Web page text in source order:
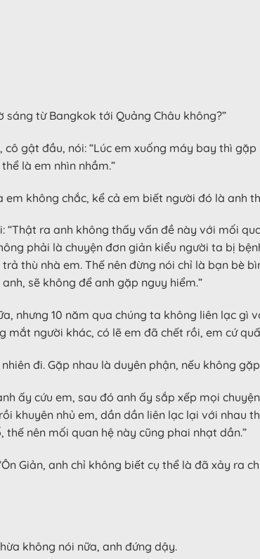
sáng từ Bangkok tới Quảng Châu không?”
gật đầu, nói: “Lúc em xuống máy bay thì
là em nhìn nhầm.”
không chắc, kể cả em biết người đó là anh
ra anh không thấy vấn đề này với mối
phải là chuyện đơn giản kiểu người ta bị
thù nhà em. Thế nên đừng nói chỉ là bạn bè
sẽ không để anh gặp nguy hiểm.”
nhưng 10 năm qua chúng ta không liên lạc gì
mắt người khác, có lẽ em đã chết rồi, em cứ
đi. Gặp nhau là duyên phận, nếu không
ấy cứu em, sau đó anh ấy sắp xếp mọi
khuyên nhủ em, dần dần liên lạc lại với nhau
nên mối quan hệ này cũng phai nhạt dần.”
Giản, anh chỉ không biết cụ thể là đã xảy ra
không nói nữa, anh đứng dậy.